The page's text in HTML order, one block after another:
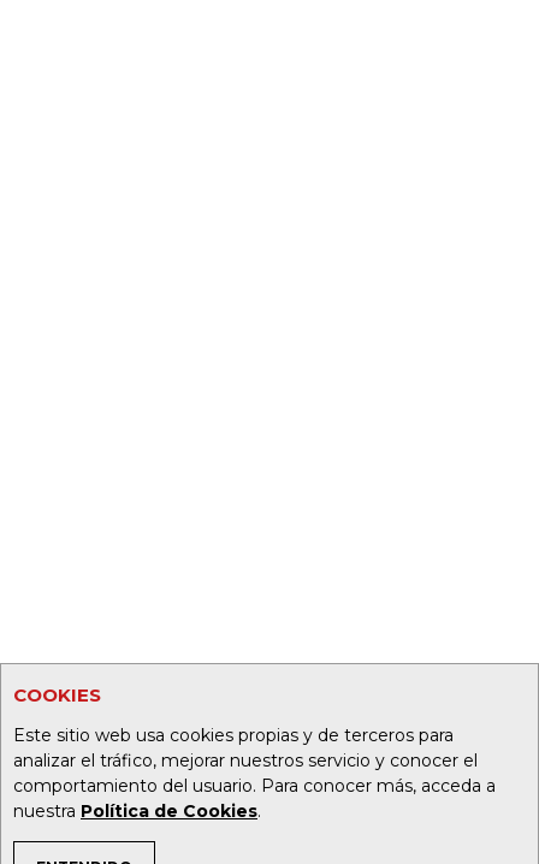
COOKIES
Este sitio web usa cookies propias y de terceros para
analizar el tráfico, mejorar nuestros servicio y conocer el
comportamiento del usuario. Para conocer más, acceda a
nuestra Política de Cookies.